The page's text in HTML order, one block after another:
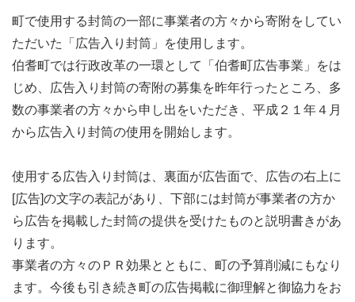
町で使用する封筒の一部に事業者の方々から寄附をしてい
ただいた「広告入り封筒」を使用します。
伯耆町では行政改革の一環として「伯耆町広告事業」をは
じめ、広告入り封筒の寄附の募集を昨年行ったところ、多
数の事業者の方々から申し出をいただき、平成２１年４月
から広告入り封筒の使用を開始します。
使用する広告入り封筒は、裏面が広告面で、広告の右上に
[広告]の文字の表記があり、下部には封筒が事業者の方か
ら広告を掲載した封筒の提供を受けたものと説明書きがあ
ります。
事業者の方々のＰＲ効果とともに、町の予算削減にもなり
ます。今後も引き続き町の広告掲載に御理解と御協力をお